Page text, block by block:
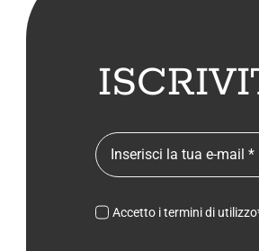
Accetto i termini di